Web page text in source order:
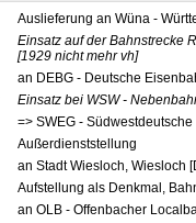
Auslieferung an Wüna -
Einsatz auf der Bahnstrecke
[1929 nicht mehr vh]
an DEBG - Deutsche
Einsatz bei WSW -
=> SWEG -
Außerdienststellung
an Stadt Wiesloch, Wiesloch
Aufstellung als Denkmal,
an OLB - Offenbacher